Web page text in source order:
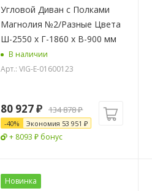
Угловой Диван с Полками
Магнолия №2/Разные Цвета
Ш-2550 х Г-1860 х В-900 мм
В наличии
Арт.: VIG-E-01600123
80 927₽ 134 878₽
-40% Экономия 53 951 ₽
+ 8093 ₽ бонус
Новинка